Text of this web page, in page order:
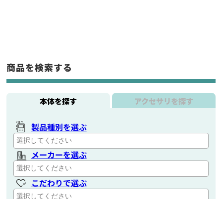
商品を検索する
本体を探す アクセサリを探す
製品種別を選ぶ
メーカーを選ぶ
こだわりで選ぶ